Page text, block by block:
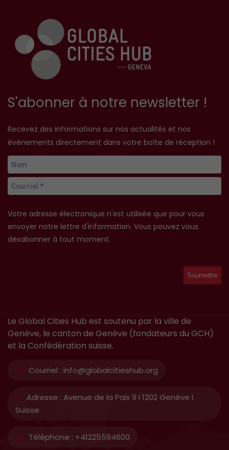
S'abonner à notre newsletter !
Recevez des informations sur nos actualités et nos
événements directement dans votre boîte de réception !
Votre adresse électronique n'est utilisée que pour vous
envoyer notre lettre d'information. Vous pouvez vous
désabonner à tout moment.
Le Global Cities Hub est soutenu par la ville de
Genève, le canton de Genève (fondateurs du GCH)
et la Confédération suisse.
Courriel : info@globalcitieshub.org
Adresse : Avenue de la Paix 9 I 1202 Genève I
Suisse
Téléphone : +41225594600